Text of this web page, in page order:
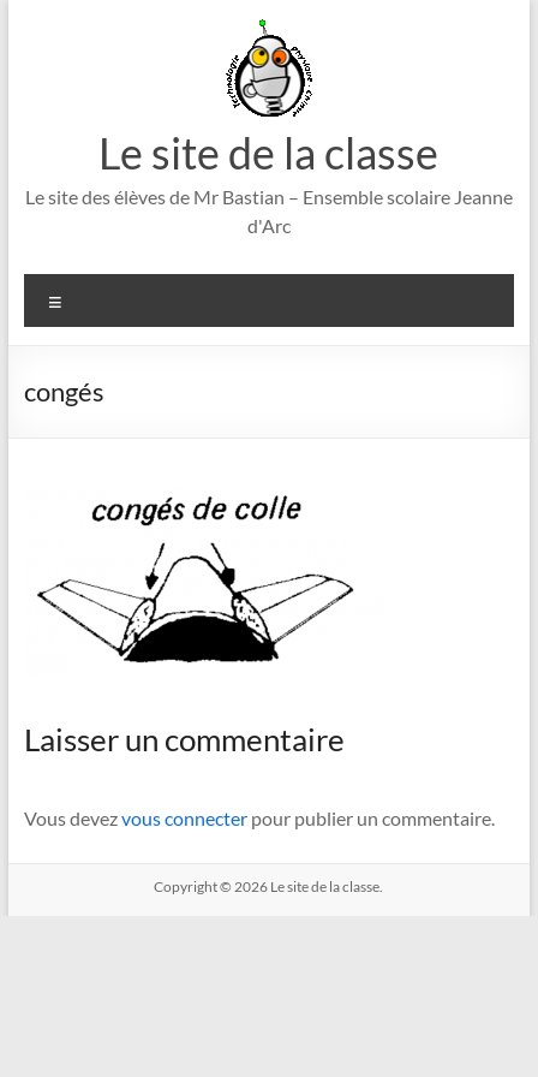
Le site de la classe
Le site des élèves de Mr Bastian – Ensemble scolaire Jeanne
d'Arc
congés
Laisser un commentaire
Vous devezvous connecterpour publier un commentaire.
Copyright © 2026 Le site de la classe.